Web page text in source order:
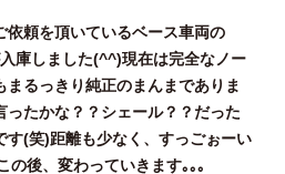
依頼を頂いているベース車両の
庫しました(^^)現在は完全なノー
るっきり純正のまんまでありま
ったかな？？シェール？？だった
す(笑)距離も少なく、すっごぉーい
の後、変わっていきます｡｡｡